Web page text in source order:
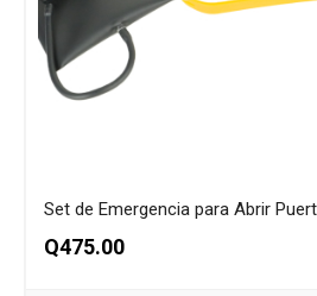
Set de Emergencia para Abrir
Q475.00